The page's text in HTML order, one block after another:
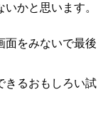
かと思います。
面をみないで最後
きるおもしろい試